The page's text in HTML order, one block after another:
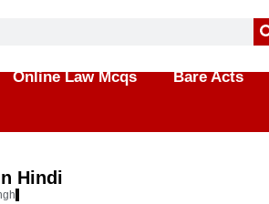
Online Law Mcqs Bare Acts
Hindi